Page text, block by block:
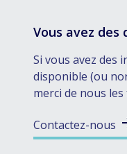
Vous avez des
Si vous avez
disponible (ou
merci de nous
Contactez-nous